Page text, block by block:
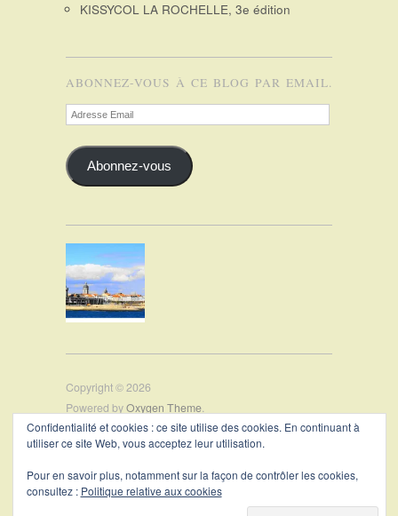
KISSYCOL LA ROCHELLE, 3e édition
ABONNEZ-VOUS À CE BLOG PAR EMAIL.
Adresse
Email
Abonnez-vous
Copyright © 2026
Powered byOxygen Theme.
PRÉSENTATION
CONTACT
MENTIONS LÉGALES
Confidentialité et cookies : ce site utilise des cookies. En continuant à
utiliser ce site Web, vous acceptez leur utilisation.
Pour en savoir plus, notamment sur la façon de contrôler les cookies,
consultez : Politique relative aux cookies